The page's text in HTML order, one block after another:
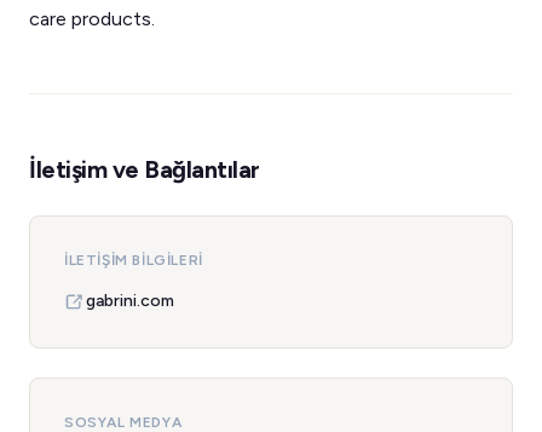
care products.
İletişim ve Bağlantılar
İLETIŞIM BILGILERI
gabrini.com
SOSYAL MEDYA